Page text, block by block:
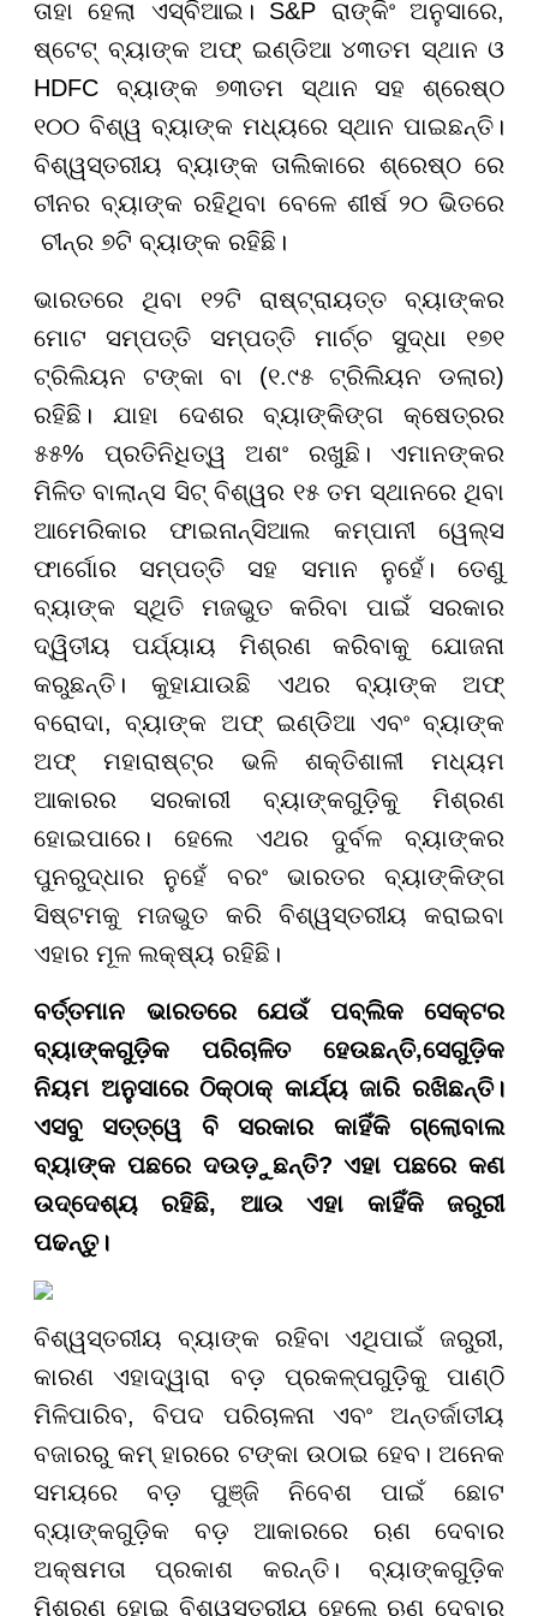
ତାହା ହେଲା ଏସ୍‌ବିଆଇ। S&P ରାଙ୍କିଂ ଅନୁସାରେ,
ଷ୍ଟେଟ୍ ବ୍ୟାଙ୍କ ଅଫ୍ ଇଣ୍ଡିଆ ୪୩ତମ ସ୍ଥାନ ଓ
HDFC ବ୍ୟାଙ୍କ ୭୩ତମ ସ୍ଥାନ ସହ ଶ୍ରେଷ୍ଠ
୧୦୦ ବିଶ୍ୱ ବ୍ୟାଙ୍କ ମଧ୍ୟରେ ସ୍ଥାନ ପାଇଛନ୍ତି।
ବିଶ୍ୱସ୍ତରୀୟ ବ୍ୟାଙ୍କ ତାଲିକାରେ ଶ୍ରେଷ୍ଠ ରେ
ଚୀନର ବ୍ୟାଙ୍କ ରହିଥିବା ବେଳେ ଶୀର୍ଷ ୨୦ ଭିତରେ
ଚୀନ୍‌ର ୭ଟି ବ୍ୟାଙ୍କ ରହିଛି।
ଭାରତରେ ଥିବା ୧୨ଟି ରାଷ୍ଟ୍ରାୟତ୍ତ ବ୍ୟାଙ୍କର
ମୋଟ ସମ୍ପତ୍ତି ସମ୍ପତ୍ତି ମାର୍ଚ୍ଚ ସୁଦ୍ଧା ୧୭୧
ଟ୍ରିଲିୟନ ଟଙ୍କା ବା (୧.୯୫ ଟ୍ରିଲିୟନ ଡଲାର)
ରହିଛି। ଯାହା ଦେଶର ବ୍ୟାଙ୍କିଙ୍ଗ କ୍ଷେତ୍ରର
୫୫% ପ୍ରତିନିଧିତ୍ୱ ଅଶଂ ରଖୁଛି। ଏମାନଙ୍କର
ମିଳିତ ବାଲାନ୍ସ ସିଟ୍ ବିଶ୍ୱର ୧୫ ତମ ସ୍ଥାନରେ ଥିବା
ଆମେରିକାର ଫାଇନାନ୍ସିଆଲ କମ୍ପାନୀ ୱେଲ୍ସ
ଫାର୍ଗୋର ସମ୍ପତ୍ତି ସହ ସମାନ ନୁହେଁ। ତେଣୁ
ବ୍ୟାଙ୍କ ସ୍ଥିତି ମଜଭୁତ କରିବା ପାଇଁ ସରକାର
ଦ୍ୱିତୀୟ ପର୍ଯ୍ୟାୟ ମିଶ୍ରଣ କରିବାକୁ ଯୋଜନା
କରୁଛନ୍ତି। କୁହାଯାଉଛି ଏଥର ବ୍ୟାଙ୍କ ଅଫ୍
ବରୋଦା, ବ୍ୟାଙ୍କ ଅଫ୍ ଇଣ୍ଡିଆ ଏବଂ ବ୍ୟାଙ୍କ
ଅଫ୍ ମହାରାଷ୍ଟ୍ର ଭଳି ଶକ୍ତିଶାଳୀ ମଧ୍ୟମ
ଆକାରର ସରକାରୀ ବ୍ୟାଙ୍କଗୁଡ଼ିକୁ ମିଶ୍ରଣ
ହୋଇପାରେ। ହେଲେ ଏଥର ଦୁର୍ବଳ ବ୍ୟାଙ୍କର
ପୁନରୁଦ୍ଧାର ନୁହେଁ ବରଂ ଭାରତର ବ୍ୟାଙ୍କିଙ୍ଗ
ସିଷ୍ଟମକୁ ମଜଭୁତ କରି ବିଶ୍ୱସ୍ତରୀୟ କରାଇବା
ଏହାର ମୂଳ ଲକ୍ଷ୍ୟ ରହିଛି।
ବର୍ତ୍ତମାନ ଭାରତରେ ଯେଉଁ ପବ୍ଲିକ ସେକ୍ଟର
ବ୍ୟାଙ୍କଗୁଡ଼ିକ ପରିଚାଳିତ ହେଉଛନ୍ତି,ସେଗୁଡ଼ିକ
ନିୟମ ଅନୁସାରେ ଠିକ୍‌ଠାକ୍ କାର୍ଯ୍ୟ ଜାରି ରଖିଛନ୍ତି।
ଏସବୁ ସତ୍ତ୍ୱେ ବି ସରକାର କାହିଁକି ଗ୍ଲୋବାଲ
ବ୍ୟାଙ୍କ ପଛରେ ଦଉଡ଼ୁଛନ୍ତି? ଏହା ପଛରେ କଣ
ଉଦ୍ଦେଶ୍ୟ ରହିଛି, ଆଉ ଏହା କାହିଁକି ଜରୁରୀ
ପଢନ୍ତୁ।
ବିଶ୍ୱସ୍ତରୀୟ ବ୍ୟାଙ୍କ ରହିବା ଏଥିପାଇଁ ଜରୁରୀ,
କାରଣ ଏହାଦ୍ୱାରା ବଡ଼ ପ୍ରକଳ୍ପଗୁଡ଼ିକୁ ପାଣ୍ଠି
ମିଳିପାରିବ, ବିପଦ ପରିଚାଳନା ଏବଂ ଅନ୍ତର୍ଜାତୀୟ
ବଜାରରୁ କମ୍ ହାରରେ ଟଙ୍କା ଉଠାଇ ହେବ। ଅନେକ
ସମୟରେ ବଡ଼ ପୁଞ୍ଜି ନିବେଶ ପାଇଁ ଛୋଟ
ବ୍ୟାଙ୍କଗୁଡ଼ିକ ବଡ଼ ଆକାରରେ ଋଣ ଦେବାର
ଅକ୍ଷମତା ପ୍ରକାଶ କରନ୍ତି। ବ୍ୟାଙ୍କଗୁଡ଼ିକ
ମିଶ୍ରଣ ହୋଇ ବିଶ୍ୱସ୍ତରୀୟ ହେଲେ ଋଣ ଦେବାର